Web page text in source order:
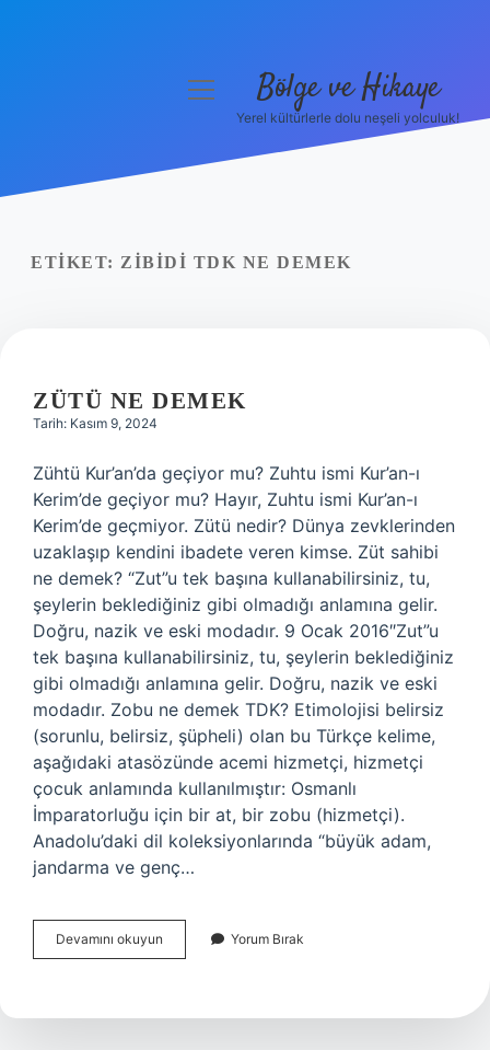
Yasal Uyarı
menüyü
Bölge ve Hikaye
Yerel kültürlerle dolu neşeli yolculuk!
ETIKET: ZIBIDI TDK NE DEMEK
ZÜTÜ NE DEMEK
Tarih: Kasım 9, 2024
Zühtü Kur’an’da geçiyor mu? Zuhtu ismi Kur’an-ı
Kerim’de geçiyor mu? Hayır, Zuhtu ismi Kur’an-ı
Kerim’de geçmiyor. Zütü nedir? Dünya zevklerinden
uzaklaşıp kendini ibadete veren kimse. Züt sahibi
ne demek? “Zut”u tek başına kullanabilirsiniz, tu,
şeylerin beklediğiniz gibi olmadığı anlamına gelir.
Doğru, nazik ve eski modadır. 9 Ocak 2016″Zut”u
tek başına kullanabilirsiniz, tu, şeylerin beklediğiniz
gibi olmadığı anlamına gelir. Doğru, nazik ve eski
modadır. Zobu ne demek TDK? Etimolojisi belirsiz
(sorunlu, belirsiz, şüpheli) olan bu Türkçe kelime,
aşağıdaki atasözünde acemi hizmetçi, hizmetçi
çocuk anlamında kullanılmıştır: Osmanlı
İmparatorluğu için bir at, bir zobu (hizmetçi).
Anadolu’daki dil koleksiyonlarında “büyük adam,
jandarma ve genç…
Devamını okuyun
Ne
Yorum Bırak